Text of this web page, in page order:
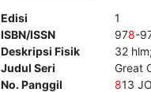
Edisi
1
ISBN/ISSN
978-
Deskripsi Fisik
32
Judul Seri
Great
No. Panggil
813